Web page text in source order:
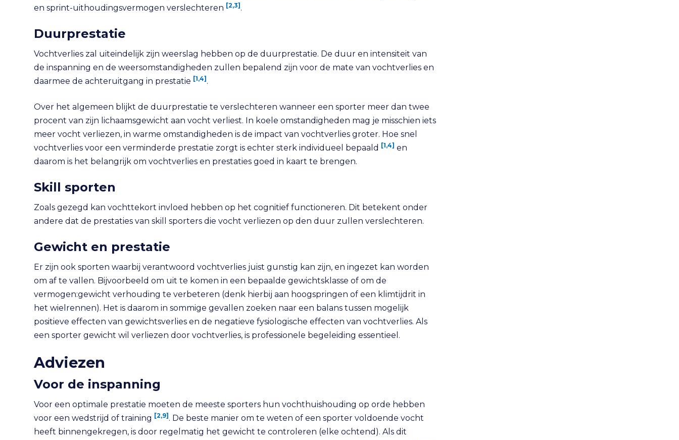
en sprint-uithoudingsvermogen verslechteren [2,3] .
Duurprestatie
Vochtverlies zal uiteindelijk zijn weerslag hebben op de duurprestatie. De duur en intensiteit van
de inspanning en de weersomstandigheden zullen bepalend zijn voor de mate van vochtverlies en
daarmee de achteruitgang in prestatie [1,4] .
Over het algemeen blijkt de duurprestatie te verslechteren wanneer een sporter meer dan twee
procent van zijn lichaamsgewicht aan vocht verliest. In koele omstandigheden mag je misschien iets
meer vocht verliezen, in warme omstandigheden is de impact van vochtverlies groter. Hoe snel
vochtverlies voor een verminderde prestatie zorgt is echter sterk individueel bepaald [1,4] en
daarom is het belangrijk om vochtverlies en prestaties goed in kaart te brengen.
Skill sporten
Zoals gezegd kan vochttekort invloed hebben op het cognitief functioneren. Dit betekent onder
andere dat de prestaties van skill sporters die vocht verliezen op den duur zullen verslechteren.
Gewicht en prestatie
Er zijn ook sporten waarbij verantwoord vochtverlies juist gunstig kan zijn, en ingezet kan worden
om af te vallen. Bijvoorbeeld om uit te komen in een bepaalde gewichtsklasse of om de
vermogen:gewicht verhouding te verbeteren (denk hierbij aan hoogspringen of een klimtijdrit in
het wielrennen). Het is daarom in sommige gevallen zoeken naar een balans tussen mogelijk
positieve effecten van gewichtsverlies en de negatieve fysiologische effecten van vochtverlies. Als
een sporter gewicht wil verliezen door vochtverlies, is professionele begeleiding essentieel.
Adviezen
Voor de inspanning
Voor een optimale prestatie moeten de meeste sporters hun vochthuishouding op orde hebben
voor een wedstrijd of training [2,9] . De beste manier om te weten of een sporter voldoende vocht
heeft binnengekregen, is door regelmatig het gewicht te controleren (elke ochtend). Als dit